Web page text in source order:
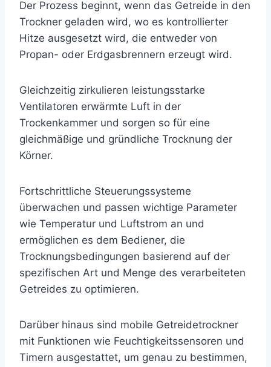
Der Prozess beginnt, wenn das Getreide in den
Trockner geladen wird, wo es kontrollierter
Hitze ausgesetzt wird, die entweder von
Propan- oder Erdgasbrennern erzeugt wird.
Gleichzeitig zirkulieren leistungsstarke
Ventilatoren erwärmte Luft in der
Trockenkammer und sorgen so für eine
gleichmäßige und gründliche Trocknung der
Körner.
Fortschrittliche Steuerungssysteme
überwachen und passen wichtige Parameter
wie Temperatur und Luftstrom an und
ermöglichen es dem Bediener, die
Trocknungsbedingungen basierend auf der
spezifischen Art und Menge des verarbeiteten
Getreides zu optimieren.
Darüber hinaus sind mobile Getreidetrockner
mit Funktionen wie Feuchtigkeitssensoren und
Timern ausgestattet, um genau zu bestimmen,